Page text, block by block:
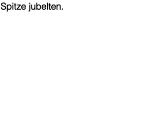
Spitze jubelten.